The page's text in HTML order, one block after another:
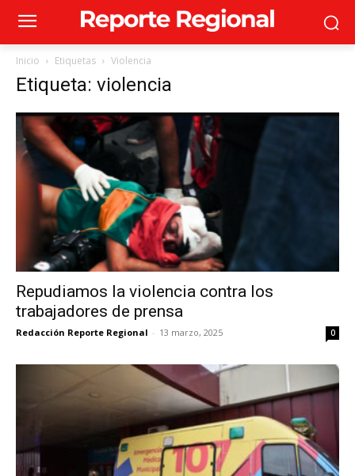
Inicio Etiquetas Violencia
Etiqueta: violencia
Repudiamos la violencia contra los
trabajadores de prensa
Redacción Reporte Regional - 13 marzo, 2025 0